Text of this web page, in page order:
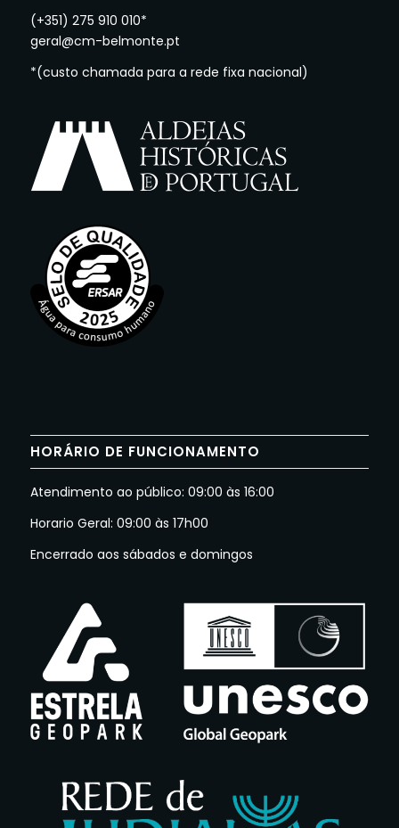
(+351) 275 910 010*
geral@cm-belmonte.pt
*(custo chamada para a rede fixa nacional)
HORÁRIO DE FUNCIONAMENTO
Atendimento ao público: 09:00 às 16:00
Horario Geral: 09:00 às 17h00
Encerrado aos sábados e domingos